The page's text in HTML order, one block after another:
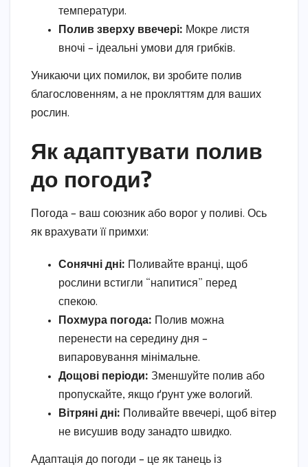
температури.
Полив зверху ввечері: Мокре листя
вночі – ідеальні умови для грибків.
Уникаючи цих помилок, ви зробите полив
благословенням, а не прокляттям для ваших
рослин.
Як адаптувати полив
до погоди?
Погода – ваш союзник або ворог у поливі. Ось
як врахувати її примхи:
Сонячні дні: Поливайте вранці, щоб
рослини встигли “напитися” перед
спекою.
Похмура погода: Полив можна
перенести на середину дня –
випаровування мінімальне.
Дощові періоди: Зменшуйте полив або
пропускайте, якщо ґрунт уже вологий.
Вітряні дні: Поливайте ввечері, щоб вітер
не висушив воду занадто швидко.
Адаптація до погоди – це як танець із